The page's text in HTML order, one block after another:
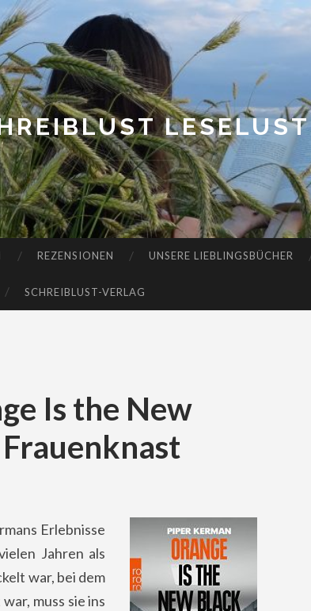
LESELUST
REZENSIONEN UNSERE LIEBLINGSBÜCHER
SCHREIBLUST-VERLAG
Is the New
Erlebnisse
Jahren als
war, bei dem
muss sie ins